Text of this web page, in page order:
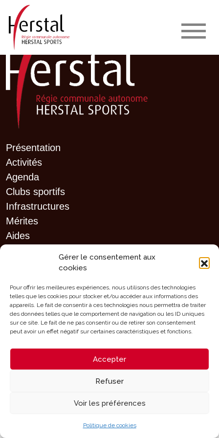
Gérer le consentement aux
cookies
Pour offrir les meilleures expériences, nous utilisons des technologies
telles que les cookies pour stocker et/ou accéder aux informations des
appareils. Le fait de consentir à ces technologies nous permettra de traiter
des données telles que le comportement de navigation ou les ID uniques
sur ce site. Le fait de ne pas consentir ou de retirer son consentement
peut avoir un effet négatif sur certaines caractéristiques et fonctions.
Accepter
Refuser
Voir les préférences
Politique de cookies
Présentation
Activités
Agenda
Clubs sportifs
Infrastructures
Mérites
Aides
Mentions légales - Configuration des cookies
Designed and Developed with
by Oh! médias